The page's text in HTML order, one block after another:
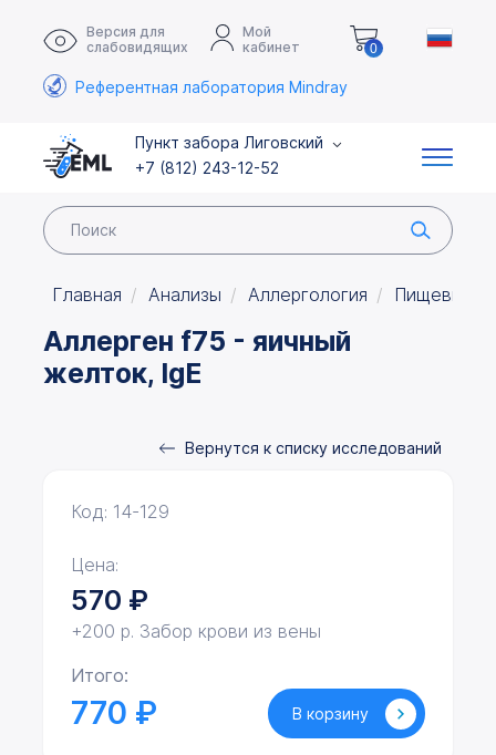
Версия для
слабовидящих
Мой
кабинет
0
Референтная лаборатория Mindray
Пункт забора Лиговский
+7 (812) 243-12-52
Главная Анализы Аллергология Пищевые
Аллерген f75 - яичный
желток, IgE
Вернутся к списку исследований
Код: 14-129
Цена:
570 ₽
+200 р. Забор крови из вены
Итого:
770 ₽ В корзину